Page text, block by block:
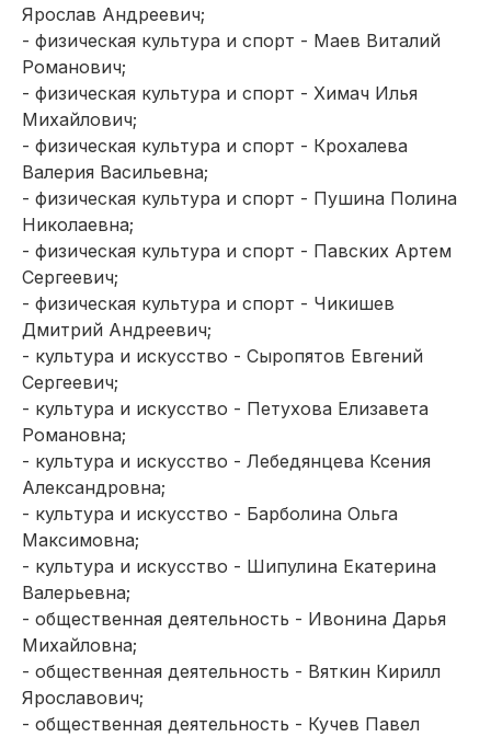
Ярослав Андреевич;
- физическая культура и спорт - Маев Виталий
Романович;
- физическая культура и спорт - Химач Илья
Михайлович;
- физическая культура и спорт - Крохалева
Валерия Васильевна;
- физическая культура и спорт - Пушина Полина
Николаевна;
- физическая культура и спорт - Павских Артем
Сергеевич;
- физическая культура и спорт - Чикишев
Дмитрий Андреевич;
- культура и искусство - Сыропятов Евгений
Сергеевич;
- культура и искусство - Петухова Елизавета
Романовна;
- культура и искусство - Лебедянцева Ксения
Александровна;
- культура и искусство - Барболина Ольга
Максимовна;
- культура и искусство - Шипулина Екатерина
Валерьевна;
- общественная деятельность - Ивонина Дарья
Михайловна;
- общественная деятельность - Вяткин Кирилл
Ярославович;
- общественная деятельность - Кучев Павел